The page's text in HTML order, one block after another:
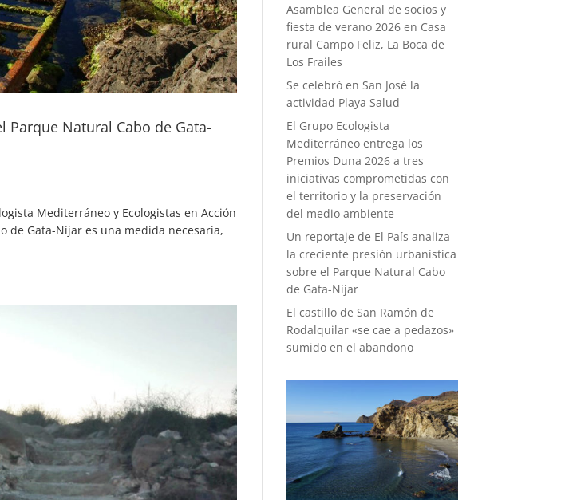
Natural Cabo de Gata-
Mediterráneo y Ecologistas en Acción
de Gata-Níjar es una medida necesaria,
Asamblea General de socios y
fiesta de verano 2026 en Casa
rural Campo Feliz, La Boca de
Los Frailes
Se celebró en San José la
actividad Playa Salud
El Grupo Ecologista
Mediterráneo entrega los
Premios Duna 2026 a tres
iniciativas comprometidas con
el territorio y la preservación
del medio ambiente
Un reportaje de El País analiza
la creciente presión urbanística
sobre el Parque Natural Cabo
de Gata-Níjar
El castillo de San Ramón de
Rodalquilar «se cae a pedazos»
sumido en el abandono